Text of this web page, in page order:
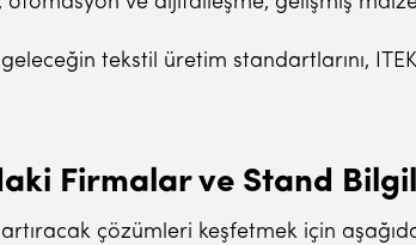
tekstil üretim standartlarını,
Firmalar ve Stand
çözümleri keşfetmek için